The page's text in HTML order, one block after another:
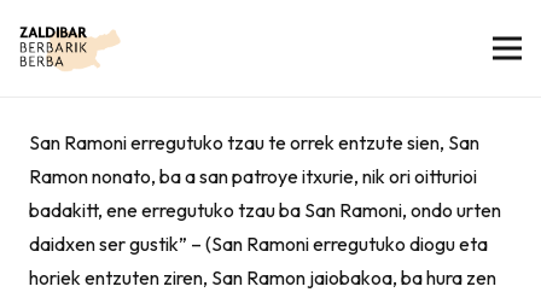
San Ramoni erregutuko tzau te orrek entzute sien, San
Ramon nonato, ba a san patroye itxurie, nik ori oitturioi
badakitt, ene erregutuko tzau ba San Ramoni, ondo urten
daidxen ser gustik” – (San Ramoni erregutuko diogu eta
horiek entzuten ziren, San Ramon jaiobakoa, ba hura zen